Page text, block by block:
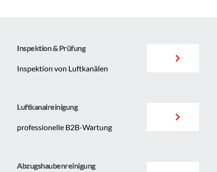
Inspektion & Prüfung
Inspektion von Luftkanälen
Luftkanalreinigung
professionelle B2B-Wartung
Abzugshaubenreinigung